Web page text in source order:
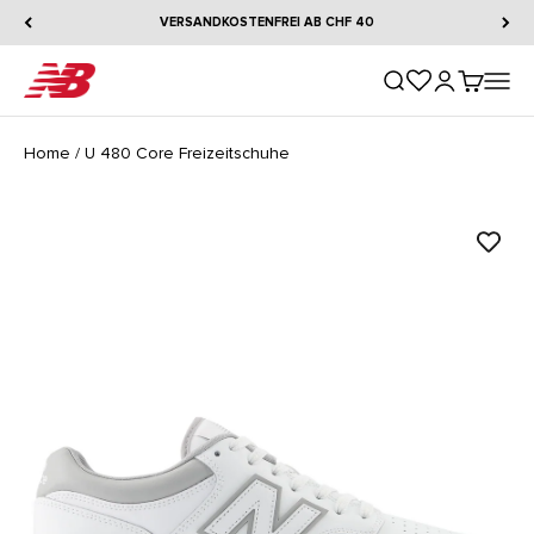
VERSANDKOSTENFREI AB CHF 40
New Balance Suche öffnen
Home / U 480 Core Freizeitschuhe